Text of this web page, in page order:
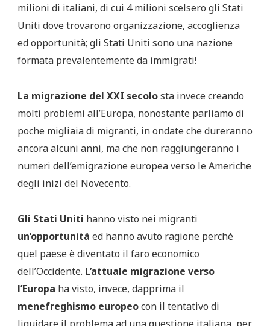
milioni di italiani, di cui 4 milioni scelsero gli Stati
Uniti dove trovarono organizzazione, accoglienza
ed opportunità; gli Stati Uniti sono una nazione
formata prevalentemente da immigrati!
La migrazione del XXI secolosta invece creando
molti problemi all’Europa, nonostante parliamo di
poche migliaia di migranti, in ondate che dureranno
ancora alcuni anni, ma che non raggiungeranno i
numeri dell’emigrazione europea verso le Americhe
degli inizi del Novecento.
Gli Stati Uniti hanno visto nei migranti
un’opportunità ed hanno avuto ragione perché
quel paese è diventato il faro economico
dell’Occidente. L’attuale migrazione verso
l’Europa ha visto, invece, dapprima il
menefreghismo europeocon il tentativo di